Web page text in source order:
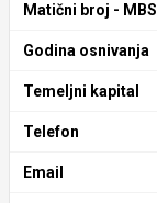
Matični broj - MBS
Godina osnivanja
Temeljni kapital
Telefon
Email